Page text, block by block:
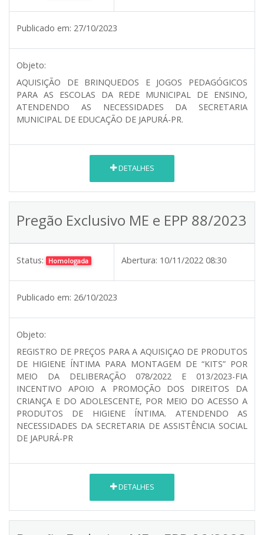
Publicado em: 27/10/2023
Objeto:
AQUISIÇÃO DE BRINQUEDOS E JOGOS PEDAGÓGICOS
PARA AS ESCOLAS DA REDE MUNICIPAL DE ENSINO,
ATENDENDO AS NECESSIDADES DA SECRETARIA
MUNICIPAL DE EDUCAÇÃO DE JAPURÁ-PR.
DETALHES
Pregão Exclusivo ME e EPP 88/2023
Status: Homologada Abertura: 10/11/2022 08:30
Publicado em: 26/10/2023
Objeto:
REGISTRO DE PREÇOS PARA A AQUISIÇAO DE PRODUTOS
DE HIGIENE ÍNTIMA PARA MONTAGEM DE “KITS” POR
MEIO DA DELIBERAÇÃO 078/2022 E 013/2023-FIA
INCENTIVO APOIO A PROMOÇÃO DOS DIREITOS DA
CRIANÇA E DO ADOLESCENTE, POR MEIO DO ACESSO A
PRODUTOS DE HIGIENE ÍNTIMA. ATENDENDO AS
NECESSIDADES DA SECRETARIA DE ASSISTÊNCIA SOCIAL
DE JAPURÁ-PR
DETALHES